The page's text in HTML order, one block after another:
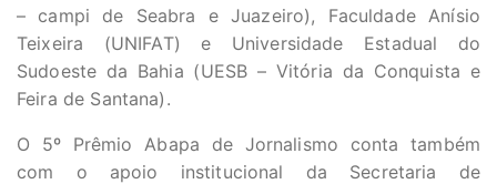
– campi de Seabra e Juazeiro), Faculdade Anísio
Teixeira (UNIFAT) e Universidade Estadual do
Sudoeste da Bahia (UESB – Vitória da Conquista e
Feira de Santana).
O 5º Prêmio Abapa de Jornalismo conta também
com o apoio institucional da Secretaria de